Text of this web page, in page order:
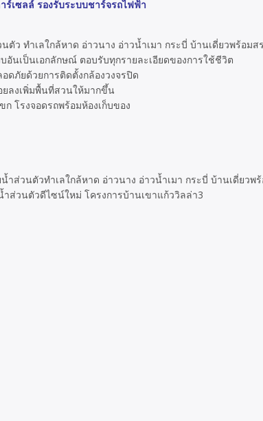
เซลล์ รองรับระบบชาร์จรถไฟฟ้า
ตัว ทำเลใกล้หาด อ่าวนาง อ่าวน้ำเมา กระบี่ บ้านเดี่ยวพร้อม
นเป็นเอกลักษณ์ ตอบรับทุกรายละเอียดของการใช้ชีวิต
ดภัยด้วยการติดตั้งกล้องวงจรปิด
ลงเพิ่มพื้นที่สวนให้มากขึ้น
โรงจอดรถพร้อมห้องเก็บของ